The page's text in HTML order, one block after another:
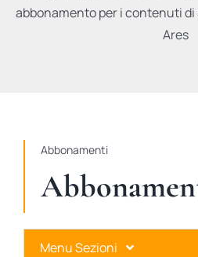
abbonamento per i contenuti
Ares
Abbonamenti
Menu Sezioni